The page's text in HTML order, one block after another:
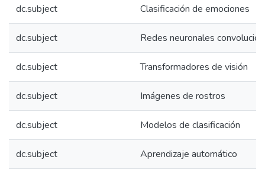
dc.subject Clasificación de emociones
dc.subject Redes neuronales
dc.subject Transformadores de visión
dc.subject Imágenes de rostros
dc.subject Modelos de clasificación
dc.subject Aprendizaje automático